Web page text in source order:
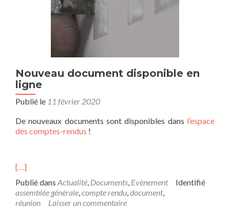
Nouveau document disponible en
ligne
Publié le 11 février 2020
De nouveaux documents sont disponibles dans l’espace
des comptes-rendus !
[…]
Publié dans Actualité, Documents, Evènement
Identifié
assemblée générale,compte rendu,document,
réunion
Laisser un commentaire